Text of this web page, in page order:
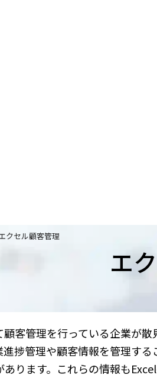
クセル顧客管理
エ
客管理を行っている企業が
捗管理や顧客情報を管理する
ります。これらの情報も